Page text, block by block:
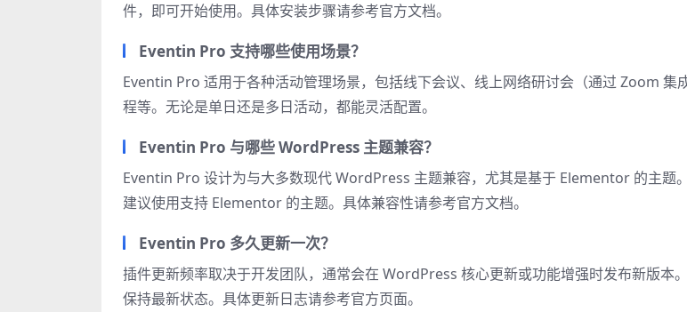
件，即可开始使用。具体安装步骤请参考官方文档。
Eventin Pro 支持哪些使用场景？
Eventin Pro 适用于各种活动管理场景，包括线下会议、线上网络研讨会（通过 Zoom 集
程等。无论是单日还是多日活动，都能灵活配置。
Eventin Pro 与哪些 WordPress 主题兼容？
Eventin Pro 设计为与大多数现代 WordPress 主题兼容，尤其是基于 Elementor 的主题
建议使用支持 Elementor 的主题。具体兼容性请参考官方文档。
Eventin Pro 多久更新一次？
插件更新频率取决于开发团队，通常会在 WordPress 核心更新或功能增强时发布新版本
保持最新状态。具体更新日志请参考官方页面。